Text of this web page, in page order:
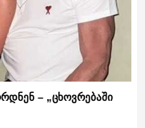
– „ცხოვრებაში